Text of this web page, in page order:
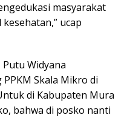
masyarakat
ucap
Widyana
Skala Mikro di
di Kabupaten Mura
bahwa di posko nanti